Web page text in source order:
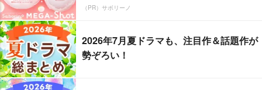
（PR）サボリーノ
2026年7月夏ドラマも、注目作＆話題作が
勢ぞろい！